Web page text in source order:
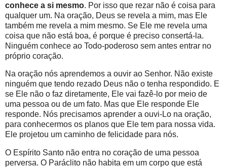
conhece a si mesmo. Por isso que rezar não é coisa para
qualquer um. Na oração, Deus se revela a mim, mas Ele
também me revela a mim mesmo. Se Ele me revela uma
coisa que não está boa, é porque é preciso consertá-la.
Ninguém conhece ao Todo-poderoso sem antes entrar no
próprio coração.
Na oração nós aprendemos a ouvir ao Senhor. Não existe
ninguém que tendo rezado Deus não o tenha respondido. E
se Ele não o faz diretamente, Ele vai fazê-lo por meio de
uma pessoa ou de um fato. Mas que Ele responde Ele
responde. Nós precisamos aprender a ouvi-Lo na oração,
para conhecermos os planos que Ele tem para nossa vida.
Ele projetou um caminho de felicidade para nós.
O Espírito Santo não entra no coração de uma pessoa
perversa. O Paráclito não habita em um corpo que está